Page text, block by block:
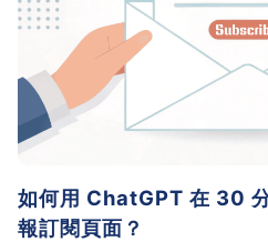
如何用 ChatGPT 在 30
報訂閱頁面？